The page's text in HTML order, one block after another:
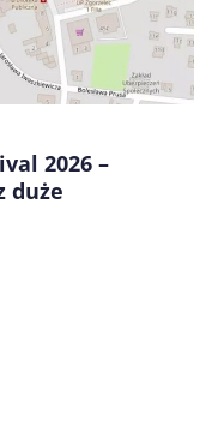
podczas
2026 –
duże